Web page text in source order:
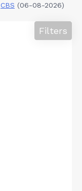
CBS (06-08-2026)
Filters